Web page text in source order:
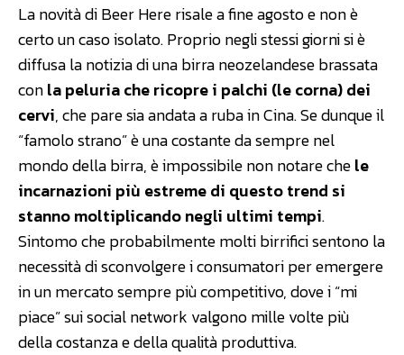
La novità di Beer Here risale a fine agosto e non è
certo un caso isolato. Proprio negli stessi giorni si è
diffusa la notizia di una birra neozelandese brassata
conla peluria che ricopre i palchi (le corna) dei
cervi, che pare sia andata a ruba in Cina. Se dunque il
“famolo strano” è una costante da sempre nel
mondo della birra, è impossibile non notare chele
incarnazioni più estreme di questo trend si
stanno moltiplicando negli ultimi tempi.
Sintomo che probabilmente molti birrifici sentono la
necessità di sconvolgere i consumatori per emergere
in un mercato sempre più competitivo, dove i “mi
piace” sui social network valgono mille volte più
della costanza e della qualità produttiva.